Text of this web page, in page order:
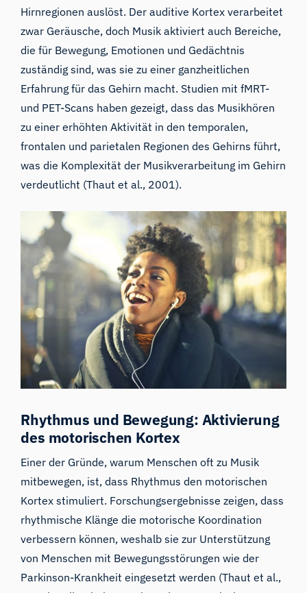
Hirnregionen auslöst. Der auditive Kortex verarbeitet
zwar Geräusche, doch Musik aktiviert auch Bereiche,
die für Bewegung, Emotionen und Gedächtnis
zuständig sind, was sie zu einer ganzheitlichen
Erfahrung für das Gehirn macht. Studien mitfMRT-
und PET-Scans haben gezeigt, dass das Musikhören
zu einer erhöhten Aktivität in den temporalen,
frontalen und parietalen Regionen des Gehirns führt,
was die Komplexität der Musikverarbeitung im Gehirn
verdeutlicht (Thaut et al., 2001).
Rhythmus und Bewegung: Aktivierung
des motorischen Kortex
Einer der Gründe, warum Menschen oft zu Musik
mitbewegen, ist, dass Rhythmus den motorischen
Kortex stimuliert. Forschungsergebnisse zeigen, dass
rhythmische Klänge die motorische Koordination
verbessern können, weshalb sie zur Unterstützung
von Menschen mit Bewegungsstörungen wie der
Parkinson-Krankheit eingesetzt werden (Thaut et al.,